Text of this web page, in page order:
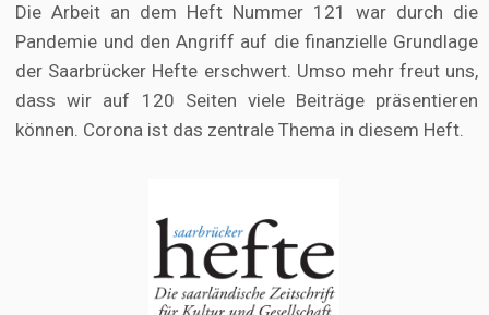
Die Arbeit an dem Heft Nummer 121 war durch die
Pandemie und den Angriff auf die finanzielle Grundlage
der Saarbrücker Hefte erschwert. Umso mehr freut uns,
dass wir auf 120 Seiten viele Beiträge präsentieren
können. Corona ist das zentrale Thema in diesem Heft.